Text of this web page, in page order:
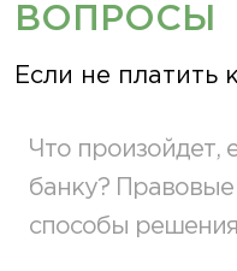
ВОПРОСЫ
Если не платить
Что произойдет,
банку? Правовые
способы